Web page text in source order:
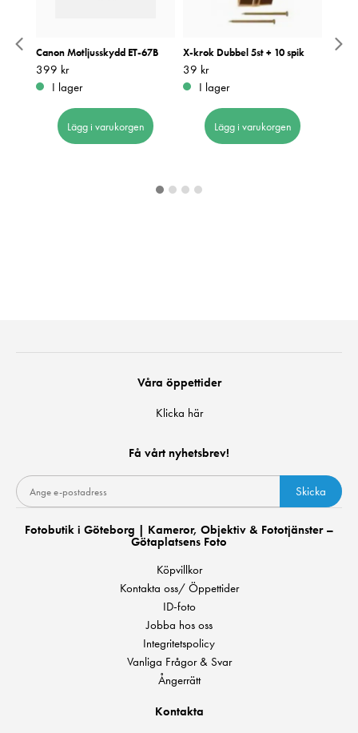
Canon Motljusskydd ET-67B
Pris: 399 kr
399 kr
I lager
Lägg i varukorgen
X-krok Dubbel 5st + 10 spik
Pris :39 kr
39 kr
I lager
Lägg i varukorgen
Våra öppettider
Klicka här
Få vårt nyhetsbrev!
Skicka
Fotobutik i Göteborg | Kameror, Objektiv & Fototjänster –
Götaplatsens Foto
Köpvillkor
Kontakta oss/ Öppettider
ID-foto
Jobba hos oss
Integritetspolicy
Vanliga Frågor & Svar
Ångerrätt
Kontakta